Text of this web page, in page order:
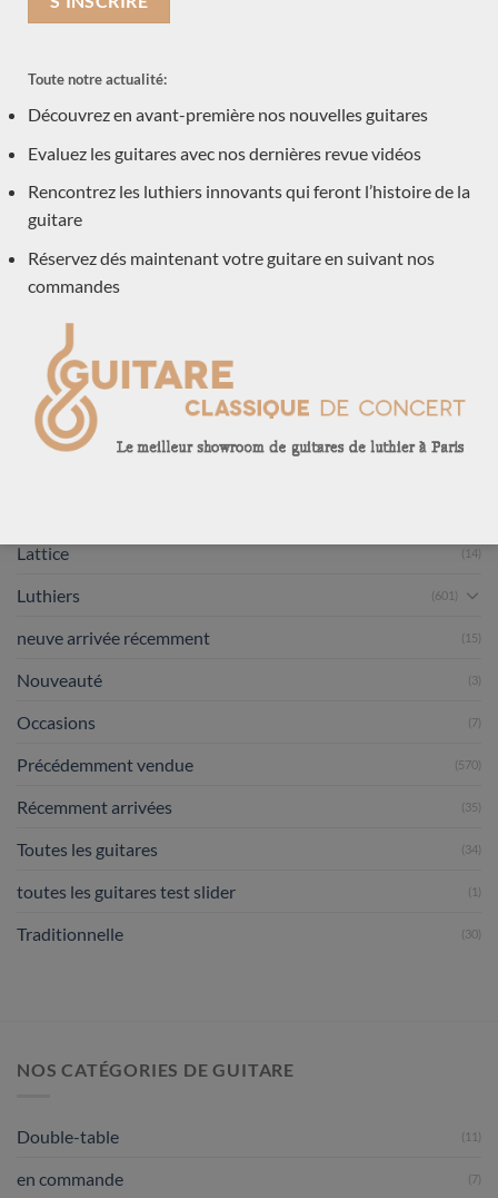
en
Une nouvelle rubrique : les guitares classiques
Commentaires ferméssur
nouvelle
les
2026
Comparaison au sommet : Redgate, Smallman &
Commentaires fermés sur
Comparaison
Smallman
&
sons
Marty
Accessoires
Acoustique
Lattice (14)
Luthiers (601)
neuve arrivée récemment (15)
Nouveauté (3)
Occasions (7)
Précédemment vendue (570)
Récemment arrivées (35)
Toutes les guitares (34)
toutes les guitares test slider (1)
Traditionnelle (30)
NOS CATÉGORIES DE GUITARE
Double-table (11)
en commande (7)
Toute notre actualité:
Découvrez en avant-première nos nouvelles guitares
Evaluez les guitares avec nos dernières revue vidéos
Rencontrez les luthiers innovants qui feront l’histoire de la
guitare
Réservez dés maintenant votre guitare en suivant nos
commandes